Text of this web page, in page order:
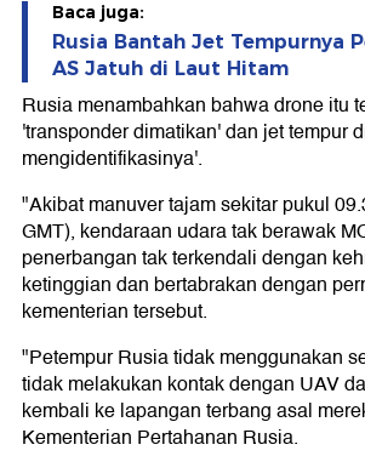
Baca juga:
Rusia Bantah Jet Tempurnya
AS Jatuh di Laut Hitam
Rusia menambahkan bahwa drone itu
'transponder dimatikan' dan jet tempur
mengidentifikasinya'.
"Akibat manuver tajam sekitar pukul
GMT), kendaraan udara tak berawak
penerbangan tak terkendali dengan
ketinggian dan bertabrakan dengan
kementerian tersebut.
"Petempur Rusia tidak menggunakan
tidak melakukan kontak dengan UAV
kembali ke lapangan terbang asal
Kementerian Pertahanan Rusia.